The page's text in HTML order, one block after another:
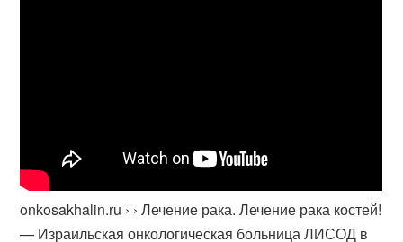
onkosakhalin.ru › › Лечение рака. Лечение рака костей!
— Израильская онкологическая больница ЛИСОД в